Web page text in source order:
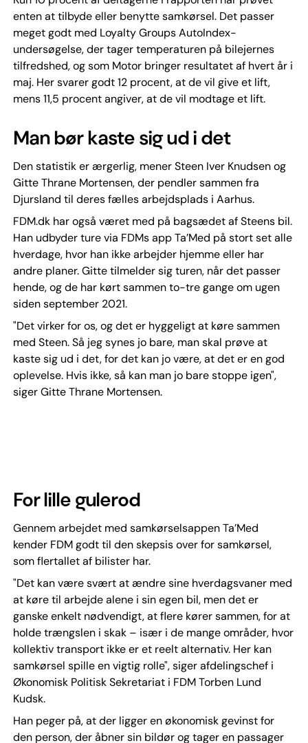
enten at tilbyde eller benytte samkørsel. Det passer
meget godt med Loyalty Groups AutoIndex-
undersøgelse, der tager temperaturen på bilejernes
tilfredshed, og som Motor bringer resultatet af hvert år i
maj. Her svarer godt 12 procent, at de vil give et lift,
mens 11,5 procent angiver, at de vil modtage et lift.
Man bør kaste sig ud i det
Den statistik er ærgerlig, mener Steen Iver Knudsen og
Gitte Thrane Mortensen, der pendler sammen fra
Djursland til deres fælles arbejdsplads i Aarhus.
FDM.dk har også været med på bagsædet af Steens bil.
Han udbyder ture via FDMs app Ta’Med på stort set alle
hverdage, hvor han ikke arbejder hjemme eller har
andre planer. Gitte tilmelder sig turen, når det passer
hende, og de har kørt sammen to-tre gange om ugen
siden september 2021.
"Det virker for os, og det er hyggeligt at køre sammen
med Steen. Så jeg synes jo bare, man skal prøve at
kaste sig ud i det, for det kan jo være, at det er en god
oplevelse. Hvis ikke, så kan man jo bare stoppe igen",
siger Gitte Thrane Mortensen.
For lille gulerod
Gennem arbejdet med samkørselsappen Ta’Med
kender FDM godt til den skepsis over for samkørsel,
som flertallet af bilister har.
"Det kan være svært at ændre sine hverdagsvaner med
at køre til arbejde alene i sin egen bil, men det er
ganske enkelt nødvendigt, at flere kører sammen, for at
holde trængslen i skak – især i de mange områder, hvor
kollektiv transport ikke er et reelt alternativ. Her kan
samkørsel spille en vigtig rolle", siger afdelingschef i
Økonomisk Politisk Sekretariat i FDM Torben Lund
Kudsk.
Han peger på, at der ligger en økonomisk gevinst for
den person, der åbner sin bildør og tager en passager